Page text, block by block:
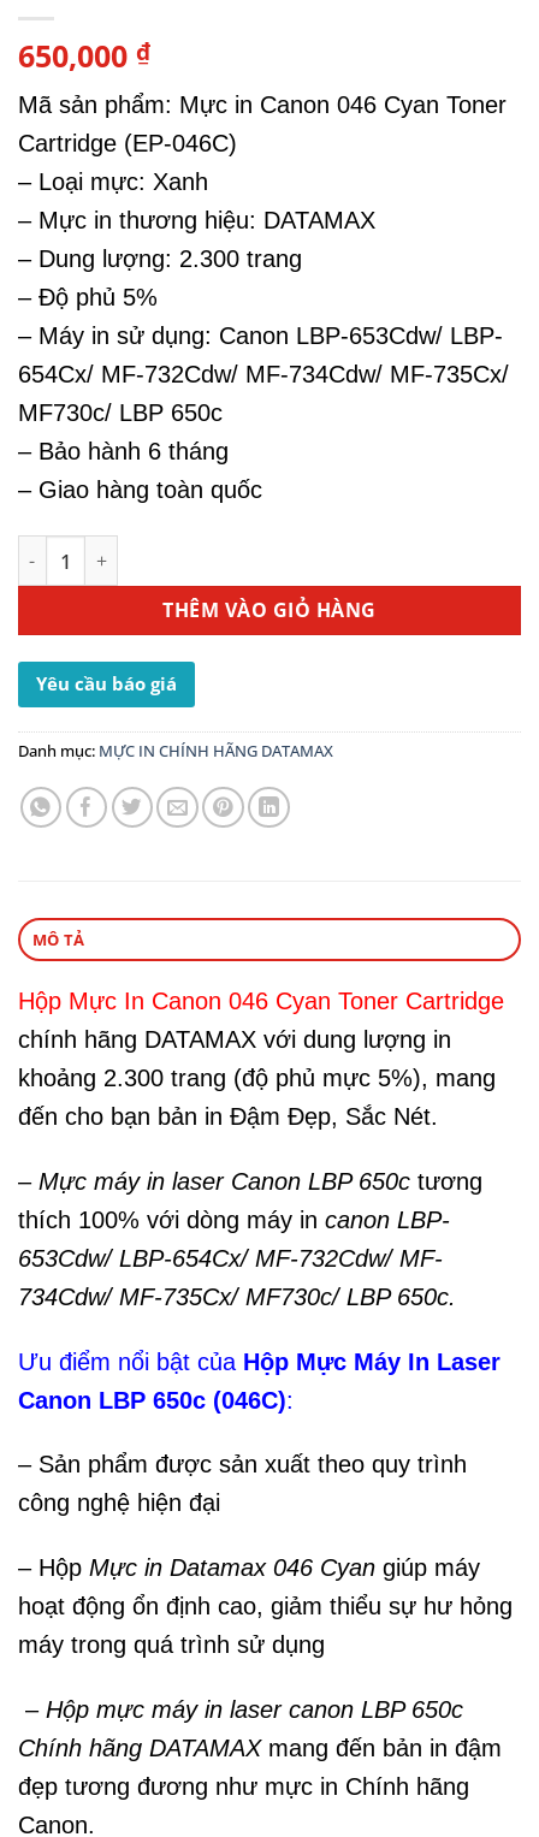
650,000 ₫
Mã sản phẩm: Mực in Canon 046 Cyan Toner
Cartridge (EP-046C)
– Loại mực: Xanh
– Mực in thương hiệu: DATAMAX
– Dung lượng: 2.300 trang
– Độ phủ 5%
– Máy in sử dụng: Canon LBP-653Cdw/ LBP-
654Cx/ MF-732Cdw/ MF-734Cdw/ MF-735Cx/
MF730c/ LBP 650c
– Bảo hành 6 tháng
– Giao hàng toàn quốc
Hộp Mực In Canon 046C - Dùng Cho Máy In LBP 650c số
THÊM VÀO GIỎ HÀNG
Yêu cầu báo giá
Danh mục: MỰC IN CHÍNH HÃNG DATAMAX
MÔ TẢ
Hộp Mực In Canon 046 Cyan Toner Cartridge
chính hãng DATAMAX với dung lượng in
khoảng 2.300 trang (độ phủ mực 5%), mang
đến cho bạn bản in Đậm Đẹp, Sắc Nét.
– Mực máy in laser Canon LBP 650c tương
thích 100% với dòng máy in canon LBP-
653Cdw/ LBP-654Cx/ MF-732Cdw/ MF-
734Cdw/ MF-735Cx/ MF730c/ LBP 650c.
Ưu điểm nổi bật của Hộp Mực Máy In Laser
Canon LBP 650c (046C):
– Sản phẩm được sản xuất theo quy trình
công nghệ hiện đại
– Hộp Mực in Datamax 046 Cyan giúp máy
hoạt động ổn định cao, giảm thiểu sự hư hỏng
máy trong quá trình sử dụng
– Hộp mực máy in laser canon LBP 650c
Chính hãng DATAMAXmang đến bản in đậm
đẹp tương đương như mực in Chính hãng
Canon.